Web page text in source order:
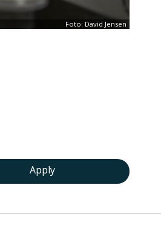
Foto: David Jensen
Apply